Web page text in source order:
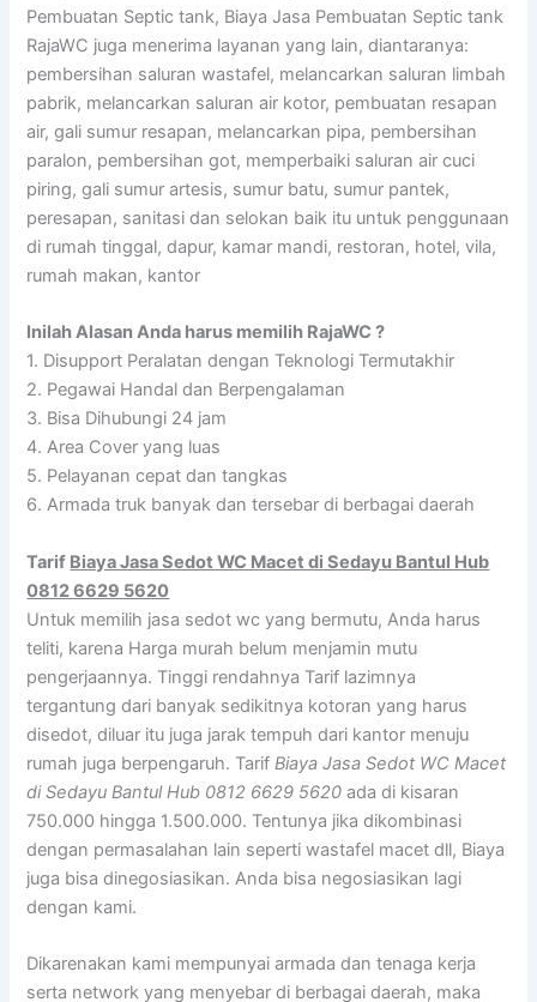
Pembuatan Septic tank, Biaya Jasa Pembuatan Septic tank
RajaWC juga menerima layanan yang lain, diantaranya:
pembersihan saluran wastafel, melancarkan saluran limbah
pabrik, melancarkan saluran air kotor, pembuatan resapan
air, gali sumur resapan, melancarkan pipa, pembersihan
paralon, pembersihan got, memperbaiki saluran air cuci
piring, gali sumur artesis, sumur batu, sumur pantek,
peresapan, sanitasi dan selokan baik itu untuk penggunaan
di rumah tinggal, dapur, kamar mandi, restoran, hotel, vila,
rumah makan, kantor
Inilah Alasan Anda harus memilih RajaWC ?
1. Disupport Peralatan dengan Teknologi Termutakhir
2. Pegawai Handal dan Berpengalaman
3. Bisa Dihubungi 24 jam
4. Area Cover yang luas
5. Pelayanan cepat dan tangkas
6. Armada truk banyak dan tersebar di berbagai daerah
Tarif Biaya Jasa Sedot WC Macet di Sedayu Bantul Hub
0812 6629 5620
Untuk memilih jasa sedot wc yang bermutu, Anda harus
teliti, karena Harga murah belum menjamin mutu
pengerjaannya. Tinggi rendahnya Tarif lazimnya
tergantung dari banyak sedikitnya kotoran yang harus
disedot, diluar itu juga jarak tempuh dari kantor menuju
rumah juga berpengaruh. TarifBiaya Jasa Sedot WC Macet
di Sedayu Bantul Hub 0812 6629 5620 ada di kisaran
750.000 hingga 1.500.000. Tentunya jika dikombinasi
dengan permasalahan lain seperti wastafel macet dll, Biaya
juga bisa dinegosiasikan. Anda bisa negosiasikan lagi
dengan kami.
Dikarenakan kami mempunyai armada dan tenaga kerja
serta network yang menyebar di berbagai daerah, maka